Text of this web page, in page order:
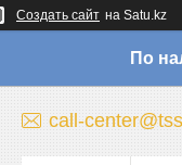
Создать сайт на Satu.kz
По
call-